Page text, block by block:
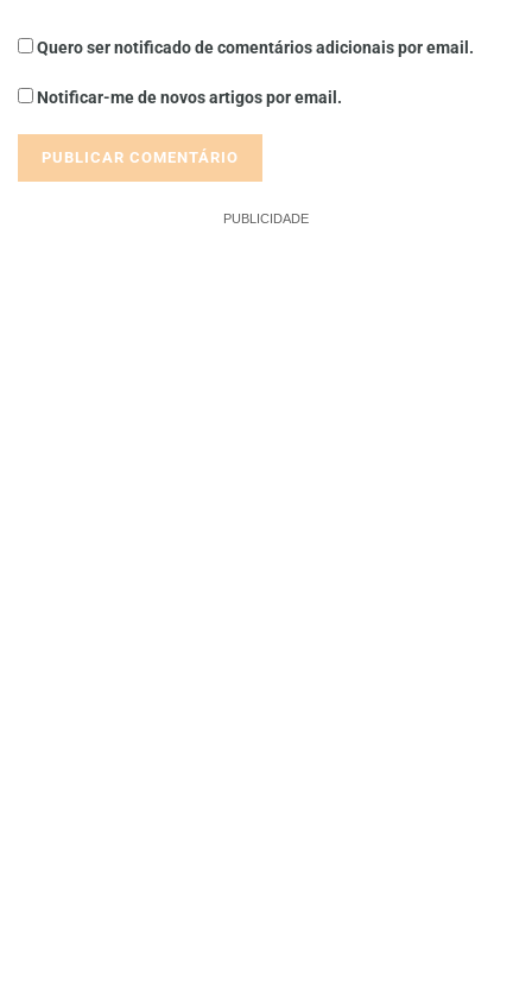
Quero ser notificado de comentários adicionais por email.
Notificar-me de novos artigos por email.
PUBLICIDADE